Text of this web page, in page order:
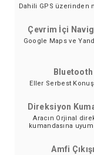
Dahili GPS üzerinden
Çevrim İçi
Google Maps ve
Bluetooth
Eller Serbest
Direksiyon
Aracın Orjinal
kumandasına uyum
Amfi Çıkışı